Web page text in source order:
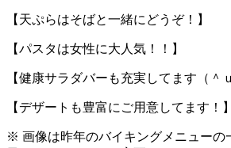
【天ぷらはそばと一緒にどうぞ！】
【パスタは女性に大人気！！】
【健康サラダバーも充実してます（＾
【デザートも豊富にご用意してます！】
※ 画像は昨年のバイキングメニューの